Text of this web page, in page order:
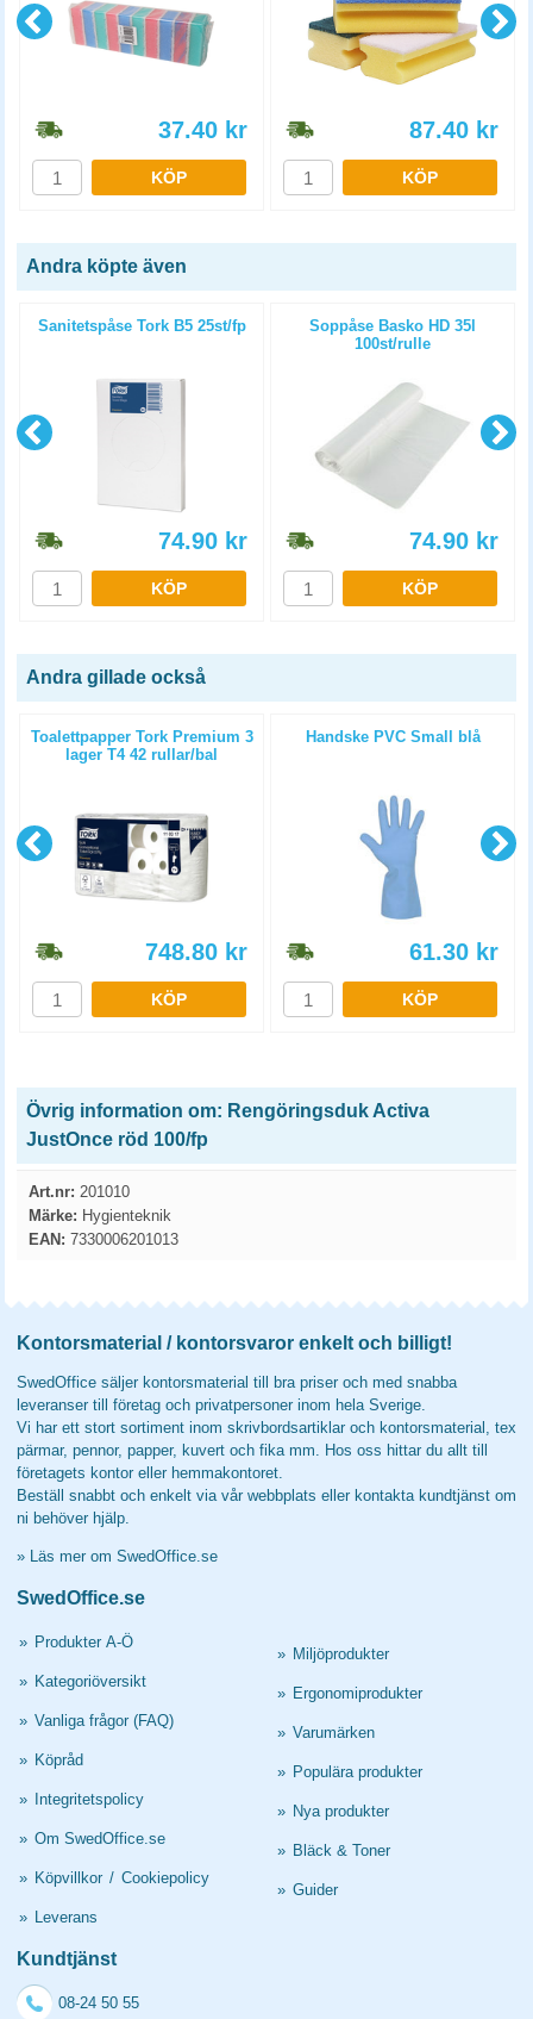
37.40 kr
KÖP
87.40 kr
KÖP
Andra köpte även
Sanitetspåse Tork B5 25st/fp
74.90 kr
KÖP
Soppåse Basko HD 35l
100st/rulle
74.90 kr
KÖP
Andra gillade också
Toalettpapper Tork Premium 3
lager T4 42 rullar/bal
748.80 kr
KÖP
Handske PVC Small blå
61.30 kr
KÖP
Övrig information om: Rengöringsduk Activa
JustOnce röd 100/fp
Art.nr: 201010
Märke: Hygienteknik
EAN: 7330006201013
Kontorsmaterial / kontorsvaror enkelt och billigt!
SwedOffice säljer kontorsmaterial till bra priser och med snabba
leveranser till företag och privatpersoner inom hela Sverige.
Vi har ett stort sortiment inom skrivbordsartiklar och kontorsmaterial, tex
pärmar, pennor, papper, kuvert och fika mm. Hos oss hittar du allt till
företagets kontor eller hemmakontoret.
Beställ snabbt och enkelt via vår webbplats eller kontakta kundtjänst om
ni behöver hjälp.
» Läs mer om SwedOffice.se
SwedOffice.se
» Produkter A-Ö
» Kategoriöversikt
» Vanliga frågor (FAQ)
» Köpråd
» Integritetspolicy
» Om SwedOffice.se
» Köpvillkor / Cookiepolicy
» Leverans
» Miljöprodukter
» Ergonomiprodukter
» Varumärken
» Populära produkter
» Nya produkter
» Bläck & Toner
» Guider
Kundtjänst
08-24 50 55